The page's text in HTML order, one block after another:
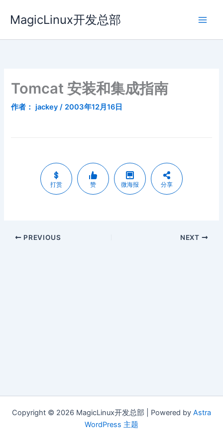
容
MagicLinux开发总部
Tomcat 安装和集成指南
作者： jackey/ 2003年12月16日
打赏 赞 微海报 分享
PREVIOUS NEXT
Copyright © 2026 MagicLinux开发总部 | Powered by Astra
WordPress 主题